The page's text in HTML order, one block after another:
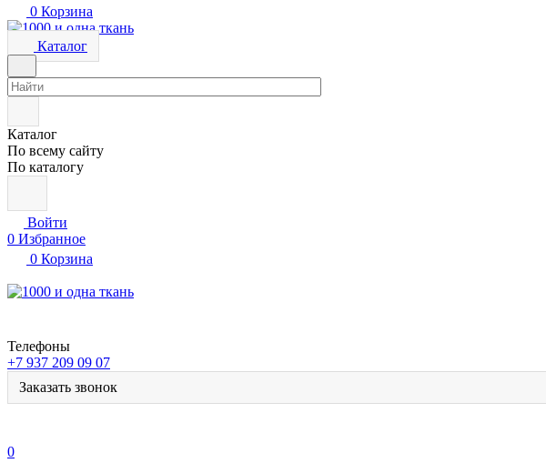
0 Корзина
Каталог
Каталог
По всему сайту
По каталогу
Войти
0 Избранное
0 Корзина
Телефоны
+7 937 209 09 07
Заказать звонок
0